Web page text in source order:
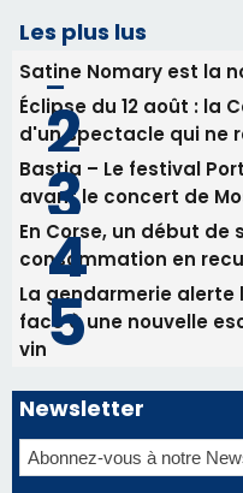
Les plus lus
Satine Nomary est la
Éclipse du 12 août : la
d'un spectacle qui ne
Bastia – Le festival
avant le concert de
En Corse, un début
consommation en
La gendarmerie
face à une nouvelle
vin
Newsletter